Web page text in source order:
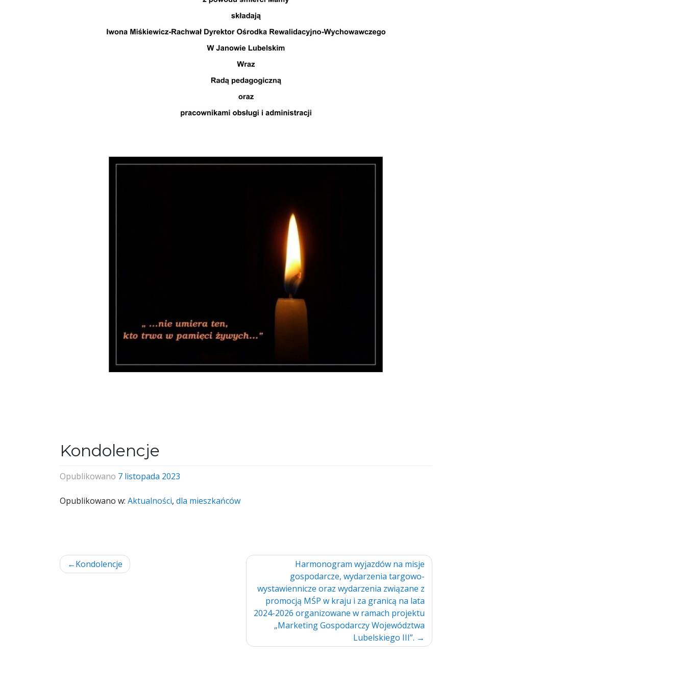
Kondolencje
Opublikowano 7 listopada 2023
Opublikowano w: Aktualności, dla mieszkańców
Nawigacja
Kondolencje
Harmonogram wyjazdów na misje
gospodarcze, wydarzenia targowo-
wystawiennicze oraz wydarzenia związane z
promocją MŚP w kraju i za granicą na lata
2024-2026 organizowane w ramach projektu
„Marketing Gospodarczy Województwa
Lubelskiego III”.